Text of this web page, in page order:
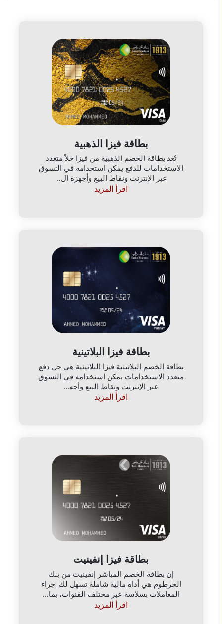
بطاقة فيزا الذهبية
تُعد بطاقة الخصم الذهبية من فيزا حلاً متعدد
الاستخدامات للدفع يمكن استخدامه في التسوق
عبر الإنترنت ونقاط البيع وأجهزة ال...
اقرأ المزيد
بطاقة فيزا البلاتينية
بطاقة الخصم البلاتينية فيزا البلاتينية هي حل دفع
متعدد الاستخدامات يمكن استخدامه في التسوق
عبر الإنترنت ونقاط البيع وأجه...
اقرأ المزيد
بطاقة فيزا إنفينيت
إن بطاقة الخصم المباشر إنفينيت من بنك
الخرطوم هي أداة مالية شاملة تسهل لك إجراء
المعاملات بسلاسة عبر مختلف القنوات، بما...
اقرأ المزيد